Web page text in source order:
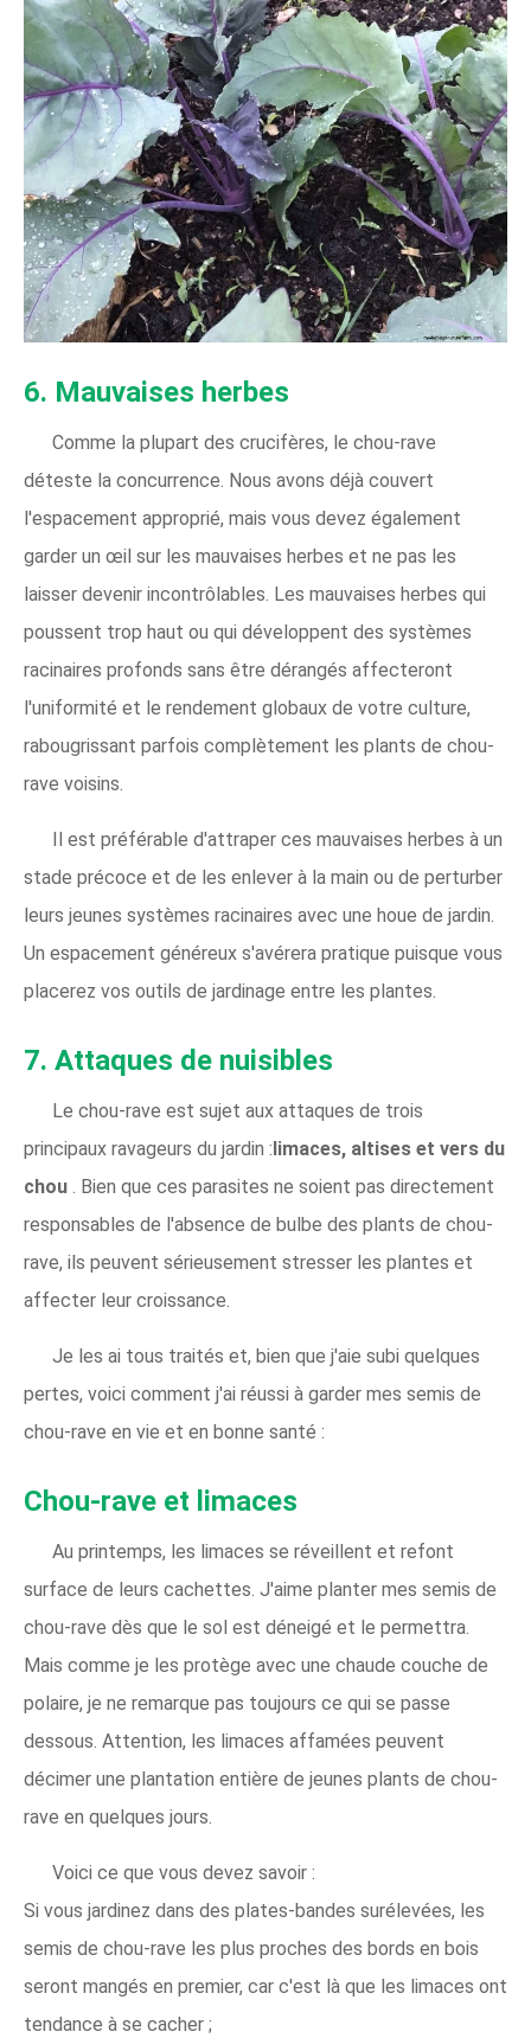
6. Mauvaises herbes
Comme la plupart des crucifères, le chou-rave
déteste la concurrence. Nous avons déjà couvert
l'espacement approprié, mais vous devez également
garder un œil sur les mauvaises herbes et ne pas les
laisser devenir incontrôlables. Les mauvaises herbes qui
poussent trop haut ou qui développent des systèmes
racinaires profonds sans être dérangés affecteront
l'uniformité et le rendement globaux de votre culture,
rabougrissant parfois complètement les plants de chou-
rave voisins.
Il est préférable d'attraper ces mauvaises herbes à un
stade précoce et de les enlever à la main ou de perturber
leurs jeunes systèmes racinaires avec une houe de jardin.
Un espacement généreux s'avérera pratique puisque vous
placerez vos outils de jardinage entre les plantes.
7. Attaques de nuisibles
Le chou-rave est sujet aux attaques de trois
principaux ravageurs du jardin : limaces, altises et vers du
chou . Bien que ces parasites ne soient pas directement
responsables de l'absence de bulbe des plants de chou-
rave, ils peuvent sérieusement stresser les plantes et
affecter leur croissance.
Je les ai tous traités et, bien que j'aie subi quelques
pertes, voici comment j'ai réussi à garder mes semis de
chou-rave en vie et en bonne santé :
Chou-rave et limaces
Au printemps, les limaces se réveillent et refont
surface de leurs cachettes. J'aime planter mes semis de
chou-rave dès que le sol est déneigé et le permettra.
Mais comme je les protège avec une chaude couche de
polaire, je ne remarque pas toujours ce qui se passe
dessous. Attention, les limaces affamées peuvent
décimer une plantation entière de jeunes plants de chou-
rave en quelques jours.
Voici ce que vous devez savoir :
Si vous jardinez dans des plates-bandes surélevées, les
semis de chou-rave les plus proches des bords en bois
seront mangés en premier, car c'est là que les limaces ont
tendance à se cacher ;